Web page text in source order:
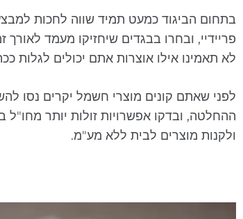
בתחום הביגוד כמעט תמיד שווה לחכות
פריידיי, ובחרו בבגדים שיחזיקו מעמד
לא תאמינו אילו אוצרות אתם יכולים לגלות
לפני שאתם קונים מוצרי חשמל יקרים נסו
ההחלטה, ובדקו אפשרויות זולות יותר
ולקנות מוצרים לבית ללא מע"מ.